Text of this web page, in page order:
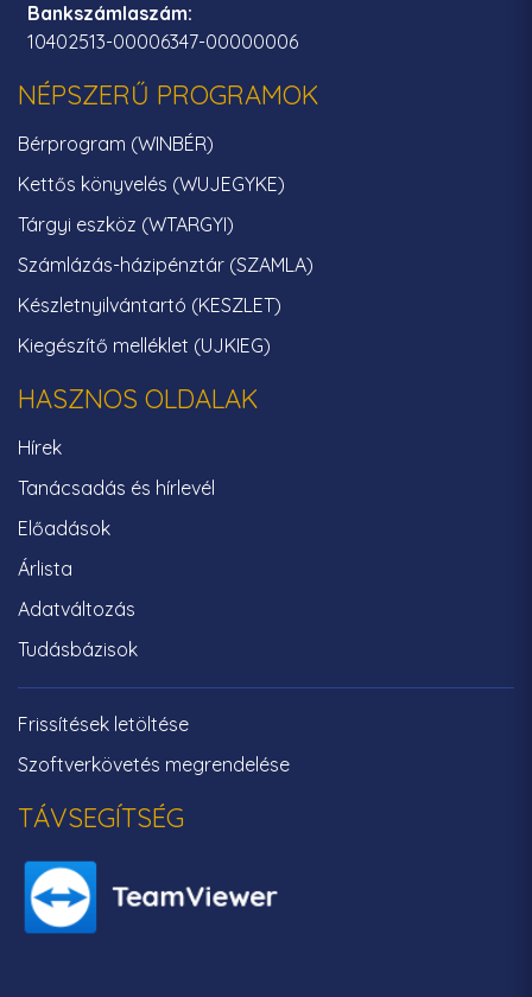
Bankszámlaszám:
10402513-00006347-00000006
NÉPSZERŰ PROGRAMOK
Bérprogram (WINBÉR)
Kettős könyvelés (WUJEGYKE)
Tárgyi eszköz (WTARGYI)
Számlázás-házipénztár (SZAMLA)
Készletnyilvántartó (KESZLET)
Kiegészítő melléklet (UJKIEG)
HASZNOS OLDALAK
Hírek
Tanácsadás és hírlevél
Előadások
Árlista
Adatváltozás
Tudásbázisok
Frissítések letöltése
Szoftverkövetés megrendelése
TÁVSEGÍTSÉG